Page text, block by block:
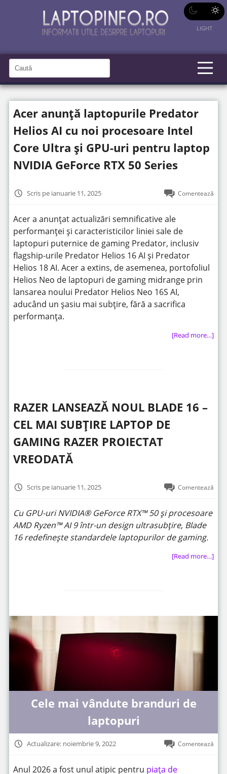
LIGHT
a
u
t
C
a
u
î
n
i
t
Acer anunță laptopurile Predator
Helios AI cu noi procesoare Intel
Core Ultra și GPU-uri pentru laptop
NVIDIA GeForce RTX 50 Series
Scris pe ianuarie 11, 2025 Comentează
Acer a anunțat actualizări semnificative ale
performanței și caracteristicilor liniei sale de
laptopuri puternice de gaming Predator, inclusiv
flagship-urile Predator Helios 16 AI și Predator
Helios 18 AI. Acer a extins, de asemenea, portofoliul
Helios Neo de laptopuri de gaming midrange prin
lansarea noului Predator Helios Neo 16S AI,
aducând un șasiu mai subțire, fără a sacrifica
performanța.
[Read more…]
RAZER LANSEAZĂ NOUL BLADE 16 –
CEL MAI SUBȚIRE LAPTOP DE
GAMING RAZER PROIECTAT
VREODATĂ
Scris pe ianuarie 11, 2025 Comentează
Cu GPU-uri NVIDIA® GeForce RTX™ 50 și procesoare
AMD Ryzen™ AI 9 într-un design ultrasubțire, Blade
16 redefinește standardele laptopurilor de gaming.
[Read more…]
Cele mai vândute branduri de
laptopuri
Actualizare: noiembrie 9, 2022 Comentează
Anul 2026 a fost unul atipic pentru piața de